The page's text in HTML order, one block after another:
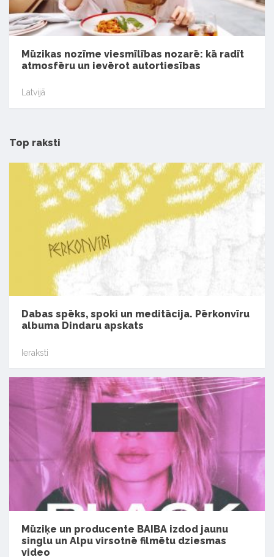
Mūzikas nozīme viesmīlības nozarē: kā radīt
atmosfēru un ievērot autortiesības
Latvijā
Top raksti
Dabas spēks, spoki un meditācija. Pērkonvīru
albuma Dindaru apskats
Ieraksti
Mūziķe un producente BAIBA izdod jaunu
singlu un Alpu virsotnē filmētu dziesmas
video